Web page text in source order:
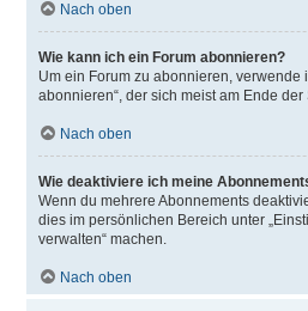
Nach oben
Wie kann ich ein Forum abonnieren?
Um ein Forum zu abonnieren, verwende
abonnieren“, der sich meist am Ende
Nach oben
Wie deaktiviere ich meine
Wenn du mehrere Abonnements
dies im persönlichen Bereich unter
verwalten“ machen.
Nach oben